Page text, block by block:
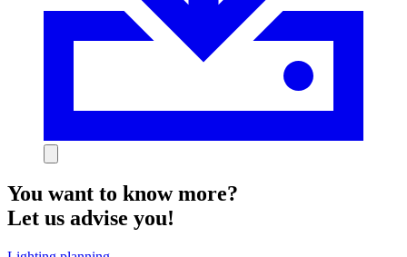
You want to know more?
Let us advise you!